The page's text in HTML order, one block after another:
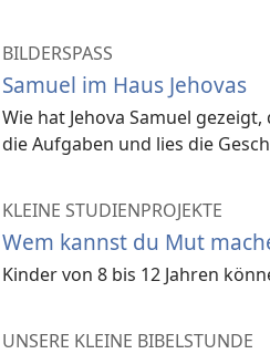
BILDERSPASS
Samuel im Haus Jehovas
Wie hat Jehova Samuel
die Aufgaben und lies die
KLEINE STUDIENPROJEKTE
Wem kannst du Mut
Kinder von 8 bis 12 Jahren
UNSERE KLEINE BIBELSTUNDE